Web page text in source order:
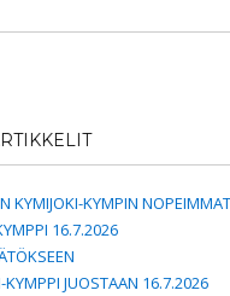
KYMIJOKI-KYMPIN NOPEIMMAT
16.7.2026
KYMPPI JUOSTAAN 16.7.2026